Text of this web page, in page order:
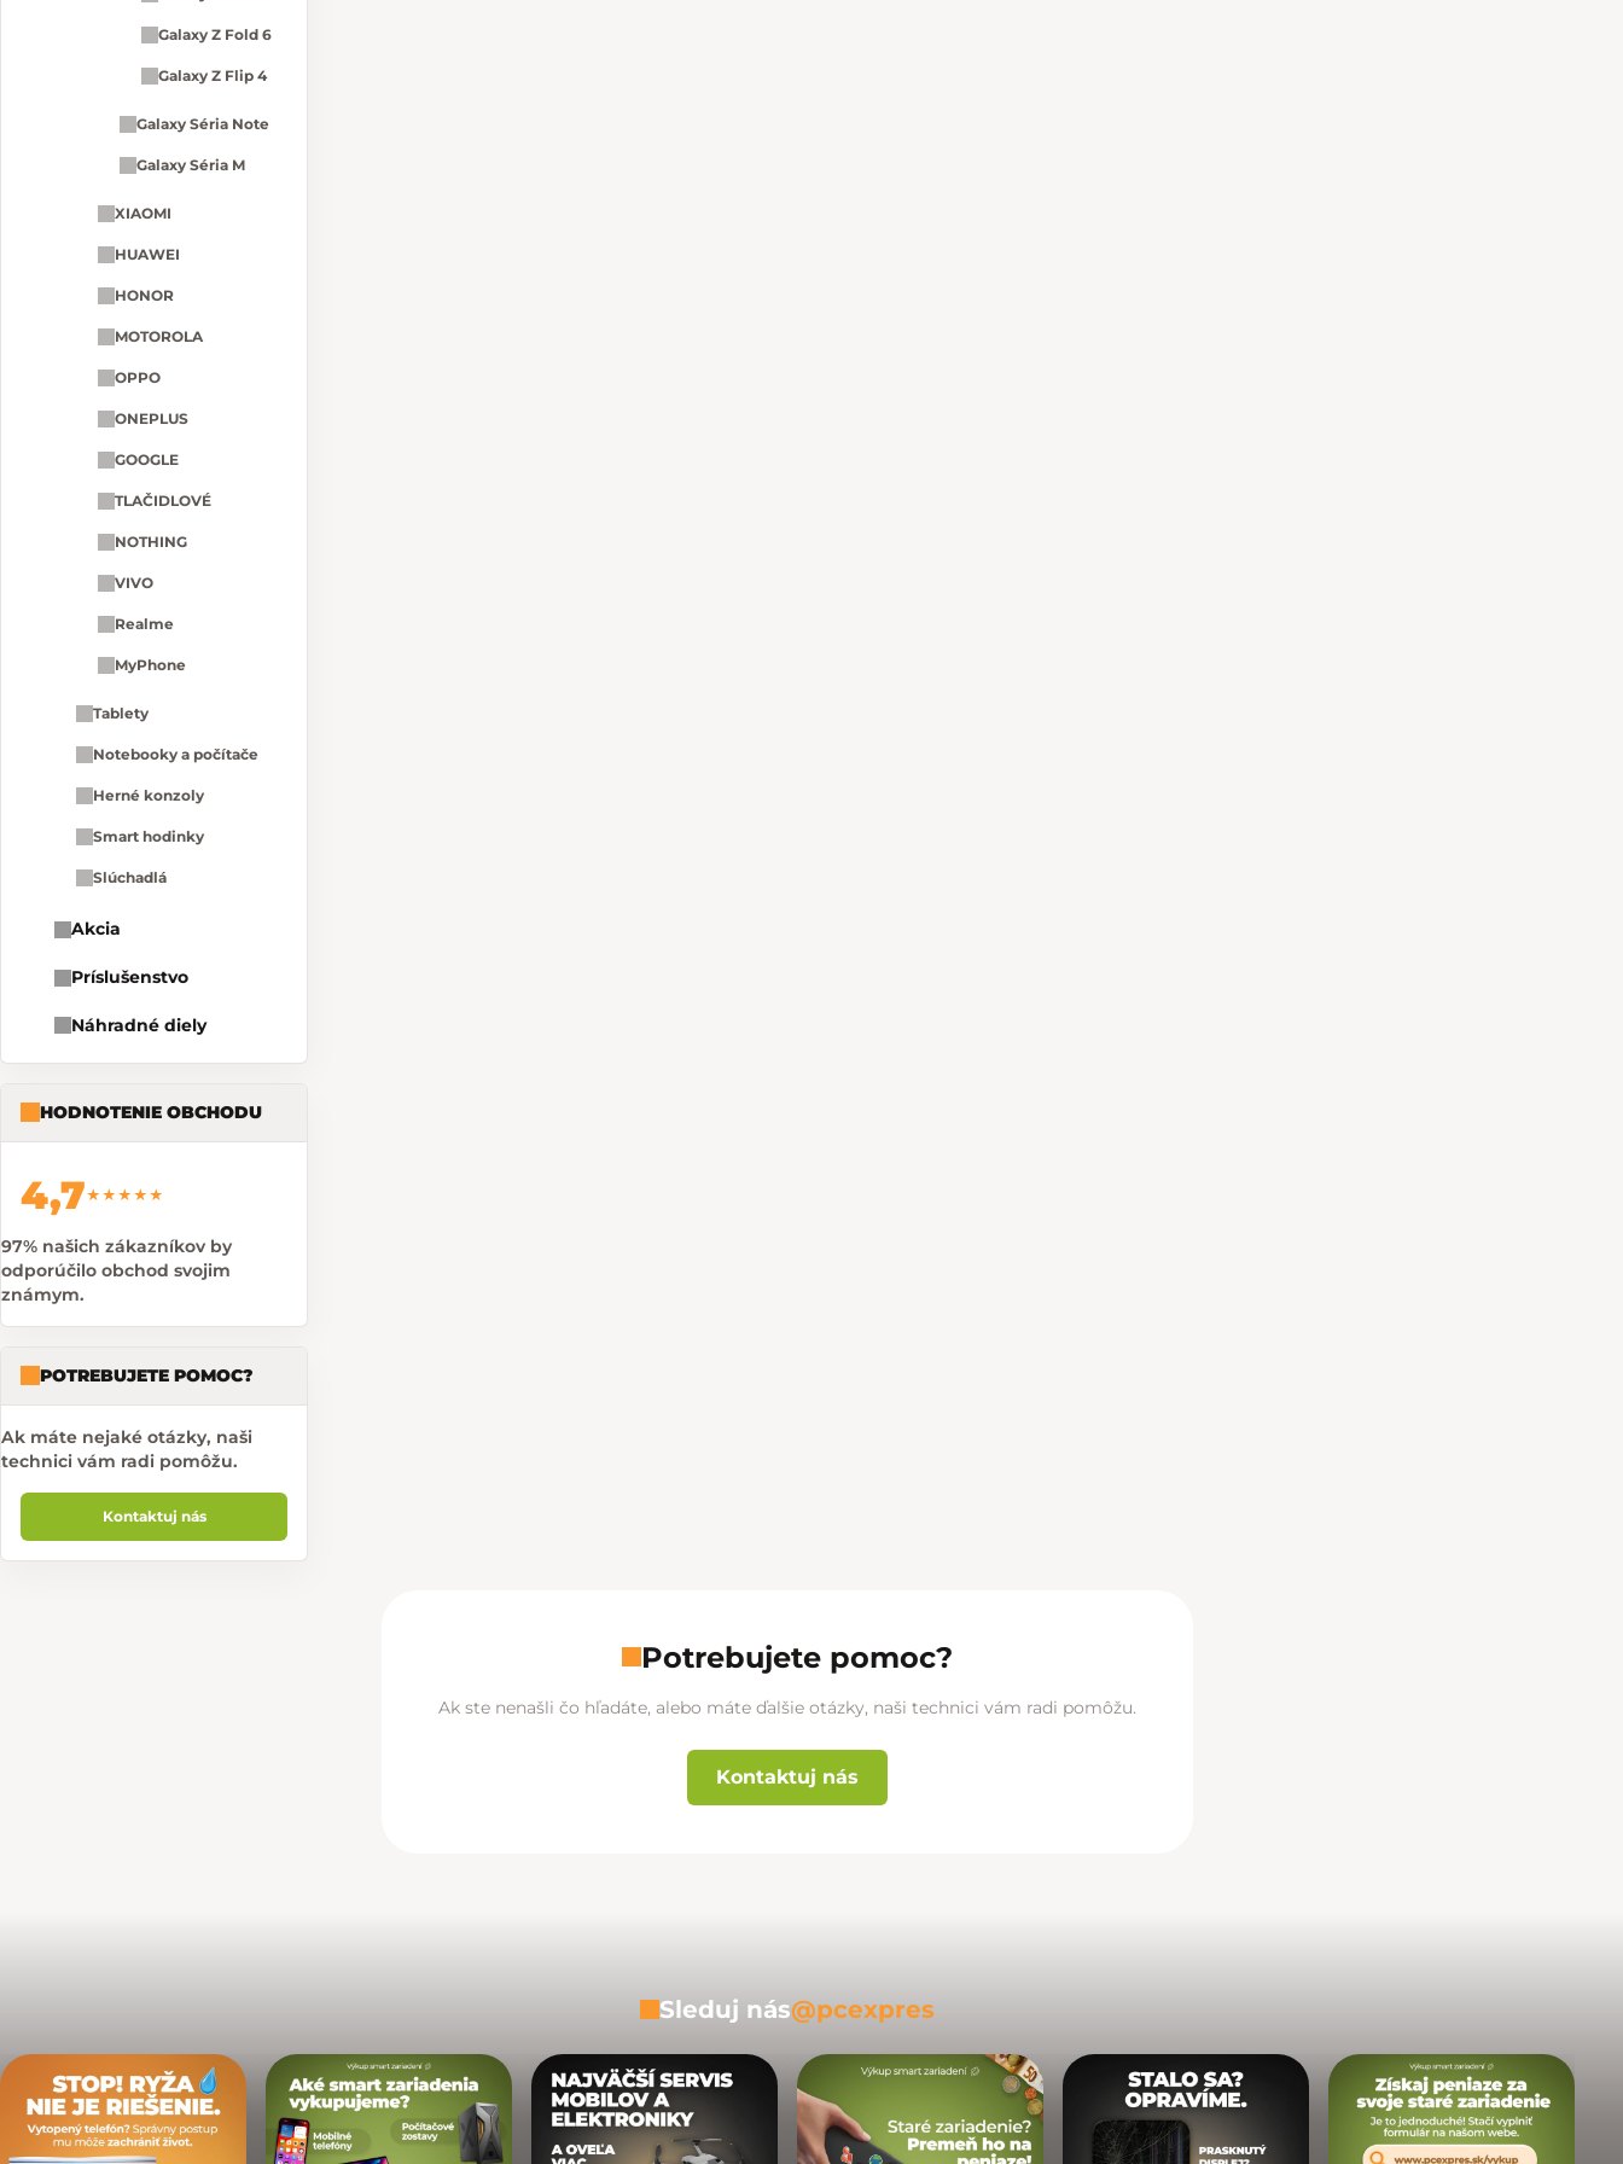
Galaxy Z Fold 6
Galaxy Z Flip 4
Galaxy Séria Note
Galaxy Séria M
XIAOMI
HUAWEI
HONOR
MOTOROLA
OPPO
ONEPLUS
GOOGLE
TLAČIDLOVÉ
NOTHING
VIVO
Realme
MyPhone
Tablety
Notebooky a počítače
Herné konzoly
Smart hodinky
Slúchadlá
Akcia
Príslušenstvo
Náhradné diely
HODNOTENIE OBCHODU
4,7★★★★★
97% našich zákazníkov by
odporúčilo obchod svojim
známym.
POTREBUJETE POMOC?
Ak máte nejaké otázky, naši
technici vám radi pomôžu.
Kontaktuj nás
Potrebujete pomoc?
Ak ste nenašli čo hľadáte, alebo máte ďalšie otázky, naši technici vám radi pomôžu.
Kontaktuj nás
Sleduj nás@pcexpres